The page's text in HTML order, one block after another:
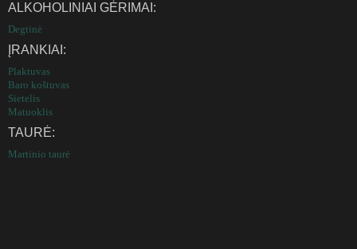
ALKOHOLINIAI GĖRIMAI:
Degtinė
ĮRANKIAI:
Plaktuvas
Baro koštuvas
Sietelis
Matuoklis
TAURĖ:
Martinio taurė